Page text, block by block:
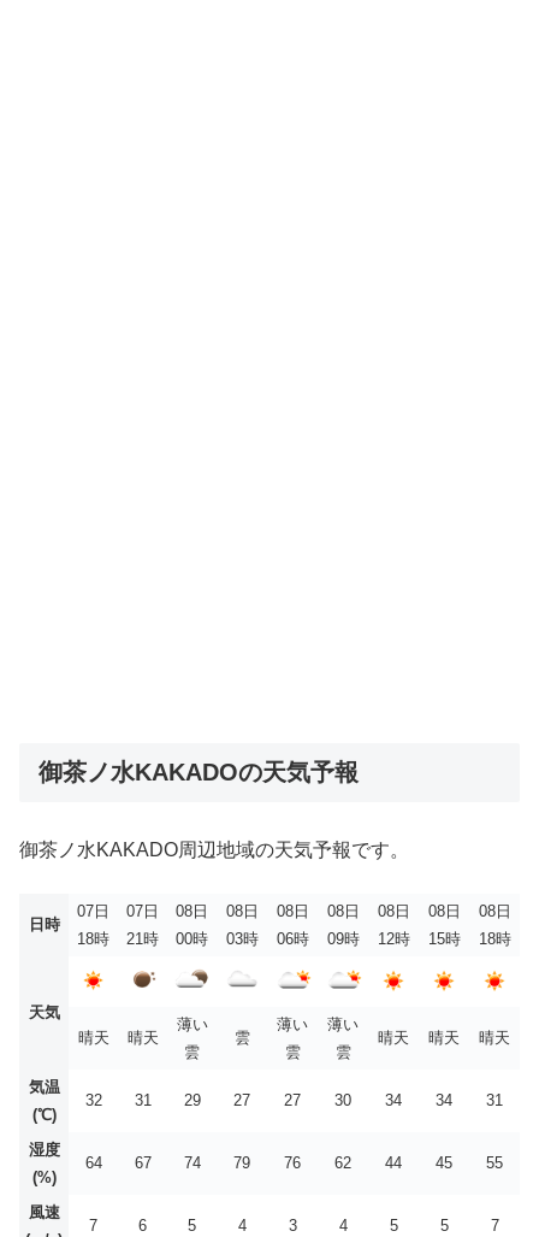
御茶ノ水KAKADOの天気予報
御茶ノ水KAKADO周辺地域の天気予報です。
日時
07日
18時
07日
21時
08日
00時
08日
03時
08日
06時
08日
09時
08日
12時
08日
15時
08日
18時
天気
晴天
晴天
薄い
雲
雲
薄い
雲
薄い
雲
晴天 晴天 晴天
気温
(℃)
32 31 29 27 27 30 34 34 31
湿度
(%)
64 67 74 79 76 62 44 45 55
風速
7 6 5 4 3 4 5 5 7